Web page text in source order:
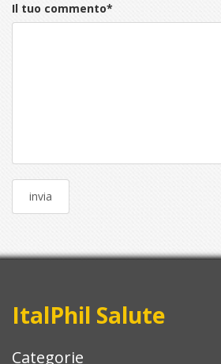
Il tuo commento*
ItalPhil Salute
Categorie